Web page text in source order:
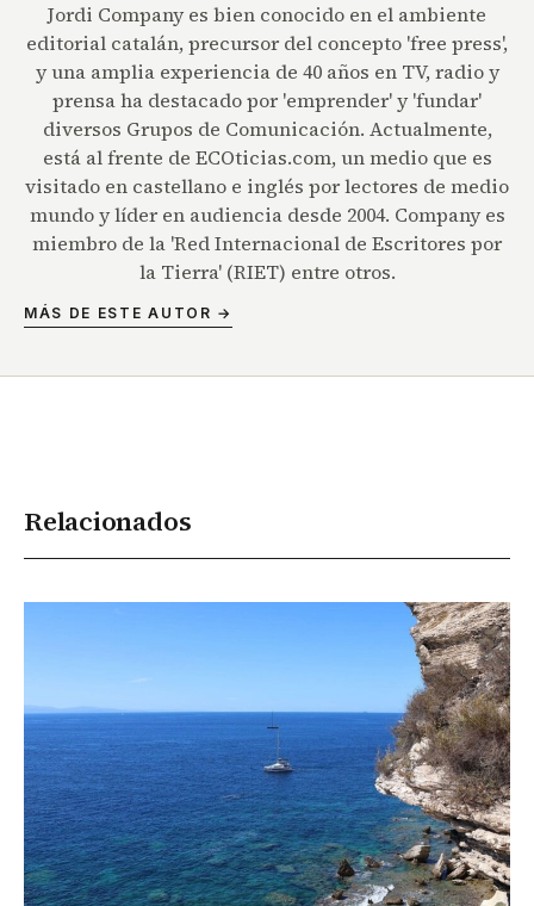
Jordi Company es bien conocido en el ambiente
editorial catalán, precursor del concepto 'free press',
y una amplia experiencia de 40 años en TV, radio y
prensa ha destacado por 'emprender' y 'fundar'
diversos Grupos de Comunicación. Actualmente,
está al frente de ECOticias.com, un medio que es
visitado en castellano e inglés por lectores de medio
mundo y líder en audiencia desde 2004. Company es
miembro de la 'Red Internacional de Escritores por
la Tierra' (RIET) entre otros.
MÁS DE ESTE AUTOR →
Relacionados